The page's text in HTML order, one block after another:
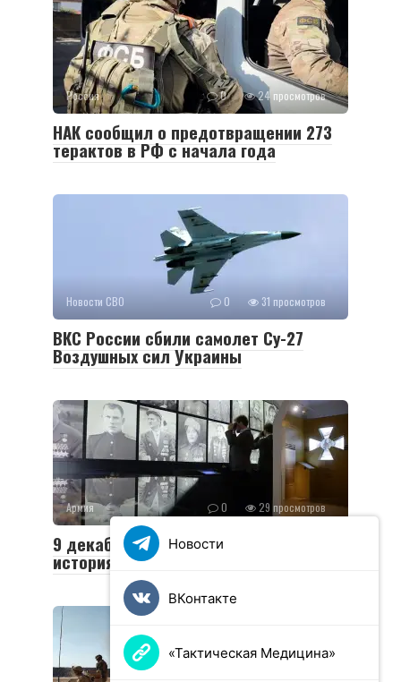
Россия 0 24 просмотров
НАК сообщил о предотвращении 273
терактов в РФ с начала года
Новости СВО 0 31 просмотров
ВКС России сбили самолет Су-27
Воздушных сил Украины
Армия 0 29 просмотров
9 декабря — День Героев Отечества:
история и традиции праздника
Новости
ВКонтакте
«Тактическая Медицина»